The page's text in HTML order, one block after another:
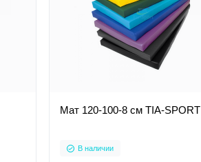
Мат 120-100-8 см TIA-SPORT
В наличии